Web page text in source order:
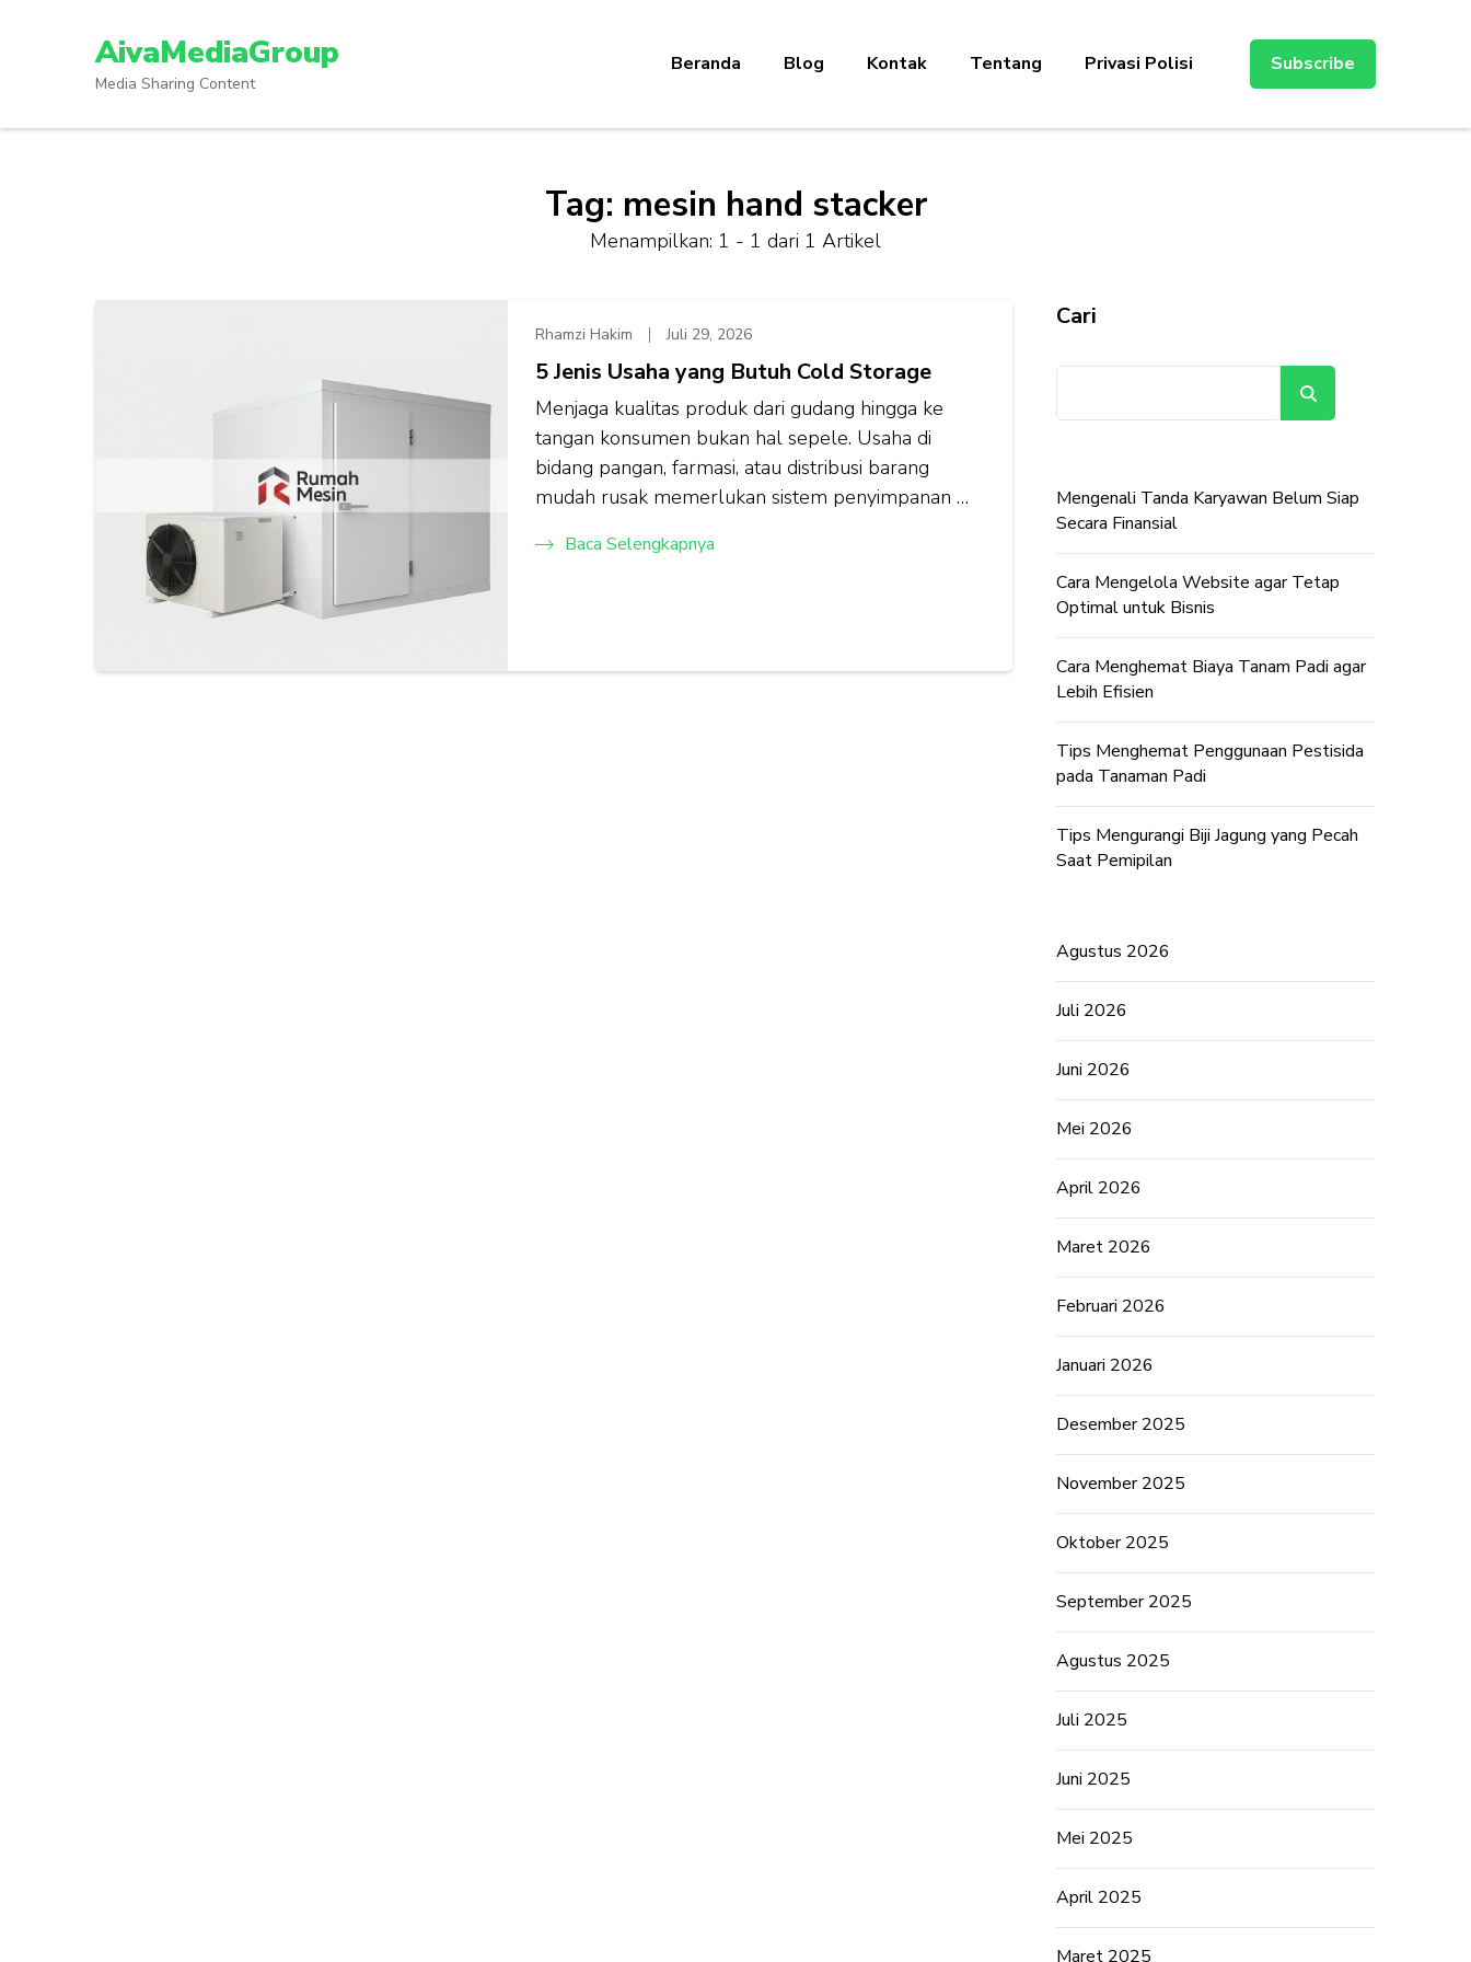
Enter)
AivaMediaGroup
Media Sharing Content
Beranda Blog Kontak Tentang Privasi Polisi Subscribe
Tag: mesin hand stacker
Menampilkan: 1 - 1 dari 1 Artikel
Rhamzi Hakim Juli 29, 2026
5 Jenis Usaha yang Butuh Cold Storage
Menjaga kualitas produk dari gudang hingga ke
tangan konsumen bukan hal sepele. Usaha di
bidang pangan, farmasi, atau distribusi barang
mudah rusak memerlukan sistem penyimpanan …
Baca Selengkapnya
Cari
Mengenali Tanda Karyawan Belum Siap
Secara Finansial
Cara Mengelola Website agar Tetap
Optimal untuk Bisnis
Cara Menghemat Biaya Tanam Padi agar
Lebih Efisien
Tips Menghemat Penggunaan Pestisida
pada Tanaman Padi
Tips Mengurangi Biji Jagung yang Pecah
Saat Pemipilan
Agustus 2026
Juli 2026
Juni 2026
Mei 2026
April 2026
Maret 2026
Februari 2026
Januari 2026
Desember 2025
November 2025
Oktober 2025
September 2025
Agustus 2025
Juli 2025
Juni 2025
Mei 2025
April 2025
Maret 2025